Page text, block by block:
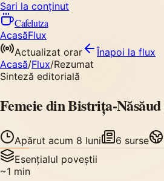
Sari la conținut
Cafelutza
AcasăFlux
Actualizat orar
Înapoi la flux
Acasă/Flux/Rezumat
Sinteză editorială
Femeie din Bistrița-
Apărut acum 8 luni 6 surse
Esențialul poveștii
~1 min